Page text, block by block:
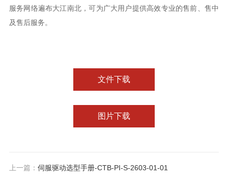
服务网络遍布大江南北，可为广大用户提供高效专业的售前、售中
及售后服务。
文件下载
图片下载
上一篇： 伺服驱动选型手册-CTB-PI-S-2603-01-01